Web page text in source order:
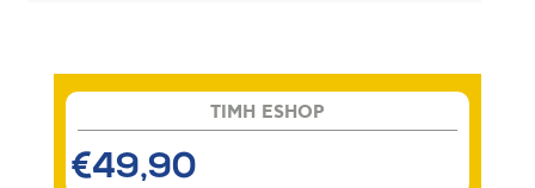
TIMH ESHOP
€49,90